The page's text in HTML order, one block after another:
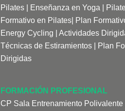
Pilates
Enseñanza en Yoga
Formativo en Pilates Plan
Energy Cycling |Actividades
Técnicas de Estiramientos
Plan
Dirigidas
FORMACIÓN PROFESIONAL
CP Sala Entrenamiento Polivalente